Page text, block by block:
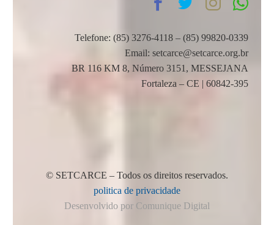
Telefone: (85) 3276-4118 – (85) 99820-0339
Email: setcarce@setcarce.org.br
BR 116 KM 8, Número 3151, MESSEJANA
Fortaleza – CE | 60842-395
© SETCARCE – Todos os direitos reservados.
politica de privacidade
Desenvolvido por Comunique Digital